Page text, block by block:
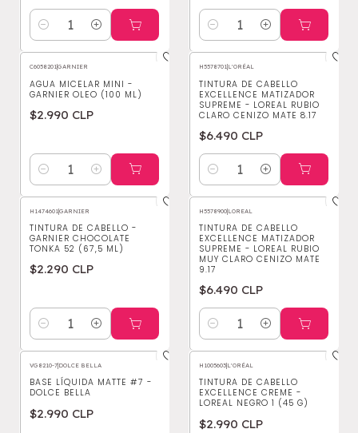
Cantidad Cantidad
C6058201|GARNIER
AGUA MICELAR MINI -
GARNIER OLEO (100 ML)
$2.990 CLP
Cantidad
H5578701|L'ORÉAL
TINTURA DE CABELLO
EXCELLENCE MATIZADOR
SUPREME - LOREAL RUBIO
CLARO CENIZO MATE 8.17
$6.490 CLP
Cantidad
H1474601|GARNIER
TINTURA DE CABELLO -
GARNIER CHOCOLATE
TONKA 52 (67,5 ML)
$2.290 CLP
Cantidad
H5578900|LOREAL
TINTURA DE CABELLO
EXCELLENCE MATIZADOR
SUPREME - LOREAL RUBIO
MUY CLARO CENIZO MATE
9.17
$6.490 CLP
Cantidad
VG8210-7|DOLCE BELLA
BASE LÍQUIDA MATTE #7 -
DOLCE BELLA
$2.990 CLP
H1005603|L'ORÉAL
TINTURA DE CABELLO
EXCELLENCE CREME -
LOREAL NEGRO 1 (45 G)
$2.990 CLP